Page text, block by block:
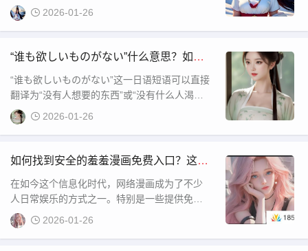
张刺激的1对2战斗模式，挑战自己的操作技巧
与决策能力。双龙入侵的设定特别之处在于其
变数。为了帮助玩家更好地理解游戏，本文将
以及一
2026-01-26
“谁も欲しいものがない”什么意思？如何
理解这种心理状态及其背后的深层含义？
“谁も欲しいものがない”这一日语短语可以直接
翻译为“没有人想要的东西”或“没有什么人渴望
的东西”。这句话给人的第一印象可能有些消
极，但它其实表达了一种相对独特的生活态度
和需求，但也有一些时刻，人们会陷入一种空
都变得没有意
2026-01-26
如何找到安全的羞羞漫画免费入口？这些
平台值得一试！
在如今这个信息化时代，网络漫画成为了不少
人日常娱乐的方式之一。特别是一些提供免费
入口的平台，使得更多人可以方便快捷地享受
到各种类型的漫画内容。提到“羞羞漫画 免费入
2026-01-26